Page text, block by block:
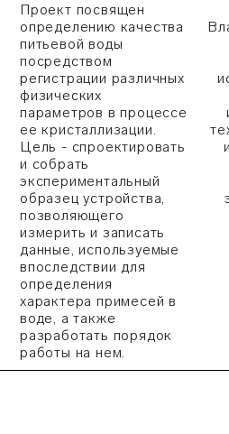
Проект посвящен
определению качества
питьевой воды
посредством
регистрации различных
физических
параметров в процессе
ее кристаллизации.
Цель - спроектировать
и собрать
экспериментальный
образец устройства,
позволяющего
измерить и записать
данные, используемые
впоследствии для
определения
характера примесей в
воде, а также
разработать порядок
работы на нем.